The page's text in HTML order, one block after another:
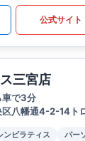
公式サイト
三宮店
車で3分
区八幡通4-2-14ト
ンピラティス パー